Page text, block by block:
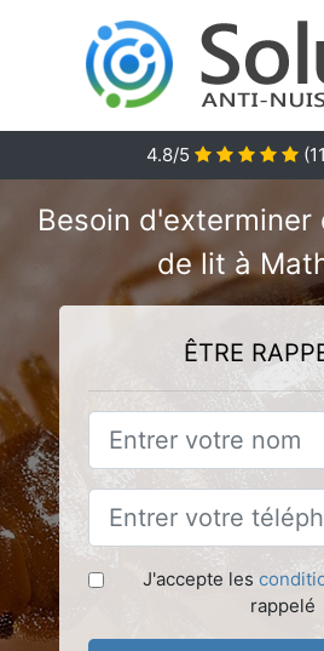
4.8/5 (
Besoin d'exterminer
de lit à
ÊTRE
J'accepte les
rappelé